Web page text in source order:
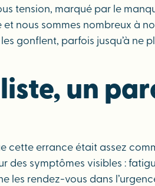
tension, marqué par le
nous sommes nombreux à
gonflent, parfois jusqu’à ne
un
errance était assez
symptômes visibles :
les rendez-vous dans